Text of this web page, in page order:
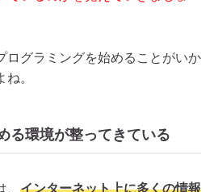
ログラミングを始めることがいか
。
る環境が整ってきている
インターネット上に多くの情報